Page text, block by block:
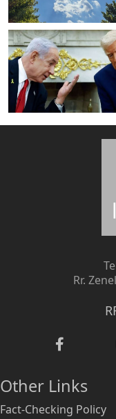
Rr.
Other Links
Fact-Checking Policy